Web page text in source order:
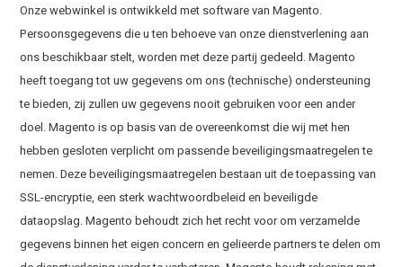
Onze webwinkel is ontwikkeld met software van Magento.
Persoonsgegevens die u ten behoeve van onze dienstverlening aan
ons beschikbaar stelt, worden met deze partij gedeeld. Magento
heeft toegang tot uw gegevens om ons (technische) ondersteuning
te bieden, zij zullen uw gegevens nooit gebruiken voor een ander
doel. Magento is op basis van de overeenkomst die wij met hen
hebben gesloten verplicht om passende beveiligingsmaatregelen te
nemen. Deze beveiligingsmaatregelen bestaan uit de toepassing van
SSL-encryptie, een sterk wachtwoordbeleid en beveiligde
dataopslag. Magento behoudt zich het recht voor om verzamelde
gegevens binnen het eigen concern en gelieerde partners te delen om